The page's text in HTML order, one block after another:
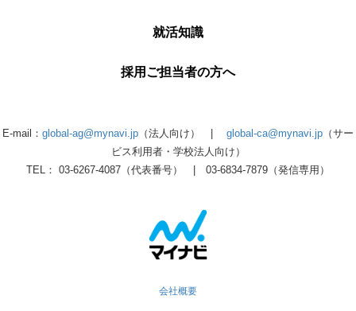
就活知識
採用ご担当者の方へ
E-mail： global-ag@mynavi.jp （法人向け） | global-ca@mynavi.jp （サー
ビス利用者・学校法人向け）
TEL： 03-6267-4087（代表番号） | 03-6834-7879（発信専用）
会社概要